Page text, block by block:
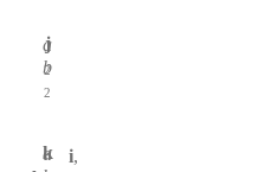
j
a
2
b
2
k
a i,